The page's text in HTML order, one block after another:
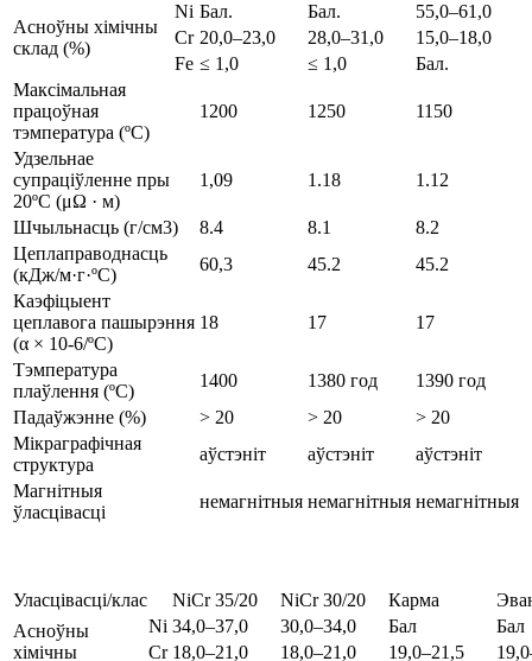
Асноўны хімічны
склад (%)
Ni Бал. Бал.
55,0–61,0
Cr 20,0–23,0 28,0–31,0
15,0–18,0
Fe ≤ 1,0 ≤ 1,0
Бал.
Максімальная
працоўная
тэмпература (ºC)
1200 1250 1150
Удзельнае
супраціўленне пры
20ºC (μΩ · м)
1,09 1.18 1.12
Шчыльнасць (г/см3) 8.4 8.1
8.2
Цеплаправоднасць
(кДж/м·г·ºC)
60,3 45.2
45.2
Каэфіцыент
цеплавога пашырэння
(α × 10-6/ºC)
18 17 17
Тэмпература
плаўлення (ºC)
1400 1380 год
1390 год
Падаўжэнне (%)
> 20 > 20
> 20
Мікраграфічная
структура
аўстэніт аўстэніт
аўстэніт
Магнітныя
ўласцівасці
немагнітныя немагнітныя немагнітныя
Уласцівасці/клас NiCr 35/20 NiCr 30/20 Карма
Асноўны
хімічны
Ni 34,0–37,0 30,0–34,0 Бал
Бал
Cr 18,0–21,0 18,0–21,0 19,0–21,5